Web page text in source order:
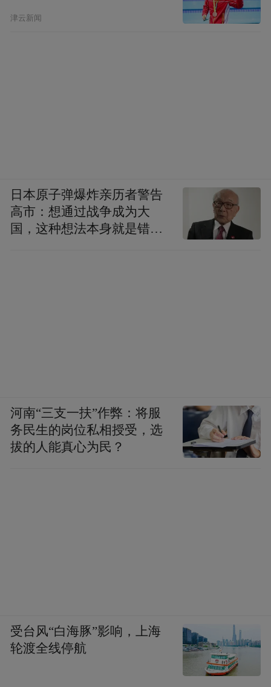
津云新闻
日本原子弹爆炸亲历者警告
高市：想通过战争成为大
国，这种想法本身就是错误
河南“三支一扶”作弊：将服
务民生的岗位私相授受，选
拔的人能真心为民？
受台风“白海豚”影响，上海
轮渡全线停航